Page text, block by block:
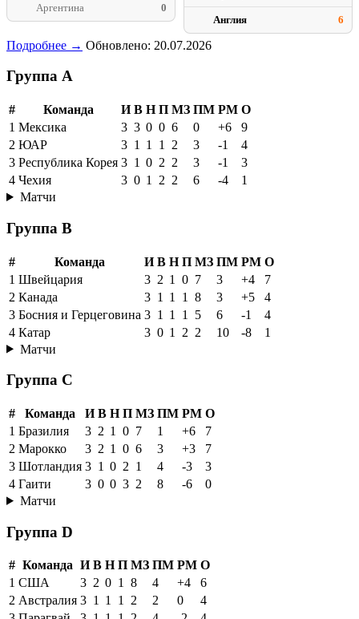
Аргентина 0
Англия 6
Подробнее → Обновлено: 20.07.2026
Группа A
# Команда И В Н П МЗ ПМ РМ О
1 Мексика 3 3 0 0 6 0 +6
9
2 ЮАР 3 1 1 1 2 3 -1
4
3 Республика Корея 3 1 0 2 2 3 -1
3
4 Чехия 3 0 1 2 2 6 -4
1
Матчи
Группа B
# Команда И В Н П МЗ ПМ РМ О
1 Швейцария 3 2 1 0 7 3 +4
7
2 Канада 3 1 1 1 8 3 +5
4
3 Босния и Герцеговина 3 1 1 1 5 6 -1
4
4 Катар 3 0 1 2 2 10 -8
1
Матчи
Группа C
# Команда И В Н П МЗ ПМ РМ О
1 Бразилия 3 2 1 0 7 1 +6
7
2 Марокко 3 2 1 0 6 3 +3
7
3 Шотландия 3 1 0 2 1 4 -3
3
4 Гаити 3 0 0 3 2 8 -6
0
Матчи
Группа D
# Команда И В Н П МЗ ПМ РМ О
1 США 3 2 0 1 8 4 +4
6
2 Австралия 3 1 1 1 2 2 0
4